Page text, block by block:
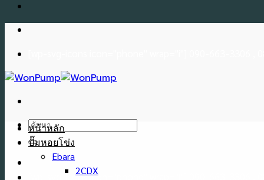
Skip
content
ค้นหา:
[wp-svg-icons icon="phone" wrap="i"] 090-663-3306 ,
หน้าหลัก
ปั๊มหอยโข่ง
Ebara
2CDX